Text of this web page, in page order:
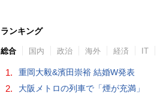
ランキング
総合 国内 政治 海外 経済 IT
1. 重岡大毅&濱田崇裕 結婚W発表
2. 大阪メトロの列車で「煙が充満」